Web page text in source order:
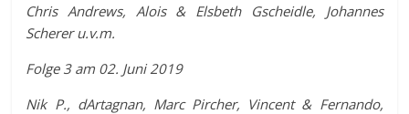
Chris Andrews, Alois & Elsbeth Gscheidle, Johannes
Scherer u.v.m.
Folge 3 am 02. Juni 2019
Nik P., dArtagnan, Marc Pircher, Vincent & Fernando,